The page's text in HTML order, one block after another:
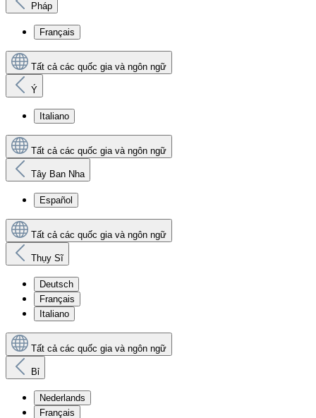
Pháp
Français
Tất cả các quốc gia và ngôn ngữ
Ý
Italiano
Tất cả các quốc gia và ngôn ngữ
Tây Ban Nha
Español
Tất cả các quốc gia và ngôn ngữ
Thụy Sĩ
Deutsch
Français
Italiano
Tất cả các quốc gia và ngôn ngữ
Bỉ
Nederlands
Français